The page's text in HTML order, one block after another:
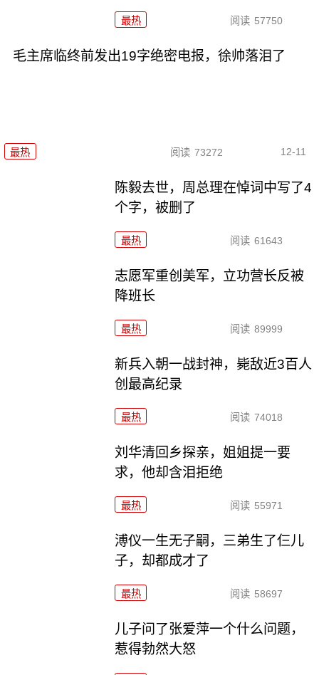
最热 阅读 57750
毛主席临终前发出19字绝密电报，徐帅落泪了
最热 阅读 73272 12-11
陈毅去世，周总理在悼词中写了4
个字，被删了
最热 阅读 61643
志愿军重创美军，立功营长反被
降班长
最热 阅读 89999
新兵入朝一战封神，毙敌近3百人
创最高纪录
最热 阅读 74018
刘华清回乡探亲，姐姐提一要
求，他却含泪拒绝
最热 阅读 55971
溥仪一生无子嗣，三弟生了仨儿
子，却都成才了
最热 阅读 58697
儿子问了张爱萍一个什么问题，
惹得勃然大怒